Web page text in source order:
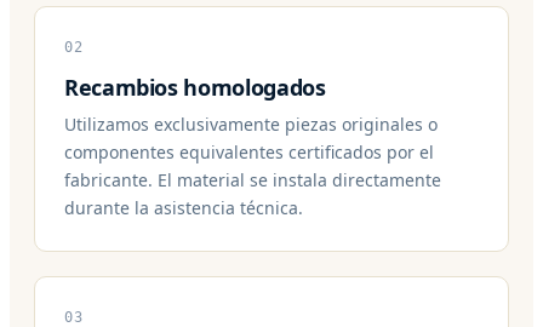
02
Recambios homologados
Utilizamos exclusivamente piezas originales o
componentes equivalentes certificados por el
fabricante. El material se instala directamente
durante la asistencia técnica.
03